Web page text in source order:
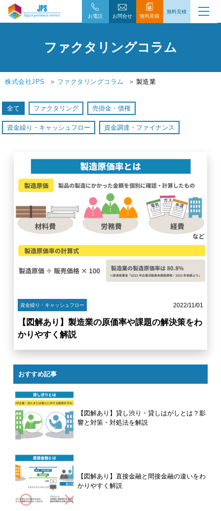
お電話 お問合せ 無料見積
無料見積
ファクタリングコラム
株式会社JPS ファクタリングコラム 製造業
全て ファクタリング 売掛金・債権
資金繰り・キャッシュフロー 資金調達・ファイナンス
資金繰り・キャッシュフロー 2022/11/01
【図解あり】製造業の原価率や課題の解決策をわ
かりやすく解説
おすすめ記事
【図解あり】貸し渋り・貸しはがしとは？影
響と対策・対処法を解説
【図解あり】直接金融と間接金融の違いをわ
かりやすく解説